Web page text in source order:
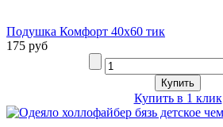
Подушка Комфорт 40х60 тик
175 руб
Купить в 1 клик